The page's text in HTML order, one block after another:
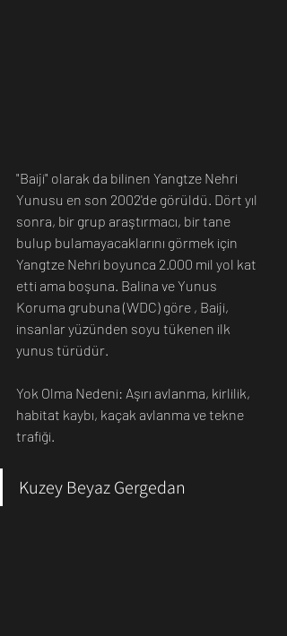
"Baiji" olarak da bilinen Yangtze Nehri
Yunusu en son 2002'de görüldü. Dört yıl
sonra, bir grup araştırmacı, bir tane
bulup bulamayacaklarını görmek için
Yangtze Nehri boyunca 2.000 mil yol kat
etti ama boşuna. Balina ve Yunus
Koruma grubuna (WDC) göre , Baiji,
insanlar yüzünden soyu tükenen ilk
yunus türüdür.
Yok Olma Nedeni: Aşırı avlanma, kirlilik,
habitat kaybı, kaçak avlanma ve tekne
trafiği.
Kuzey Beyaz Gergedan